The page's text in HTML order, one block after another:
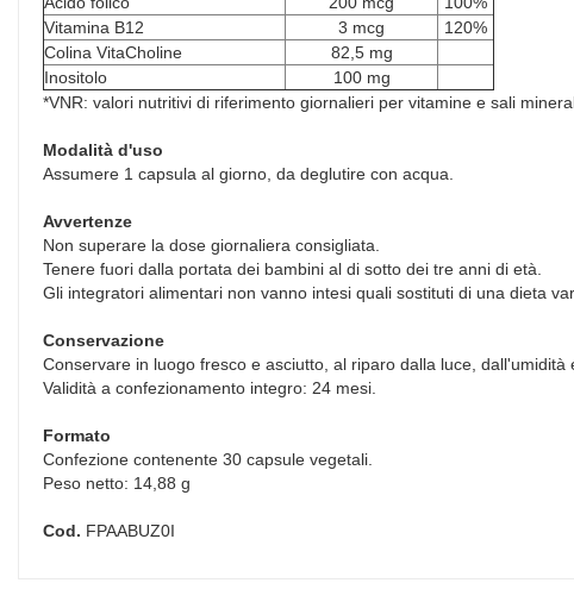
Vitamina B12
3 mcg
120%
Colina VitaCholine
82,5 mg
Inositolo
100 mg
*VNR: valori nutritivi di riferimento giornalieri per vitamine e sali
Modalità d'uso
Assumere 1 capsula al giorno, da deglutire con acqua.
Avvertenze
Non superare la dose giornaliera consigliata.
Tenere fuori dalla portata dei bambini al di sotto dei tre anni di età.
Gli integratori alimentari non vanno intesi quali sostituti di una dieta
Conservazione
Conservare in luogo fresco e asciutto, al riparo dalla luce,
Validità a confezionamento integro: 24 mesi.
Formato
Confezione contenente 30 capsule vegetali.
Peso netto: 14,88 g
Cod. FPAABUZ0I